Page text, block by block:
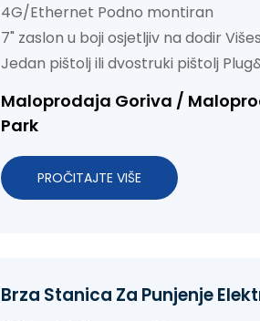
4G/Ethernet Podno montiran
7" zaslon u boji osjetljiv na dodir
Jedan pištolj ili dvostruki pištolj
Maloprodaja Goriva /
Park
PROČITAJTE VIŠE
Brza Stanica Za Punjenje